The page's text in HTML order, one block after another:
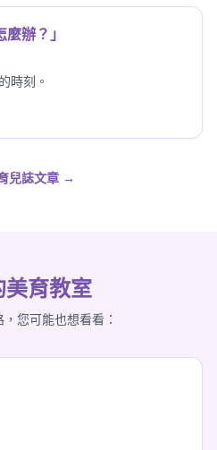
麼辦？」
時刻。
兒誌文章 →
美育教室
您可能也想看看：